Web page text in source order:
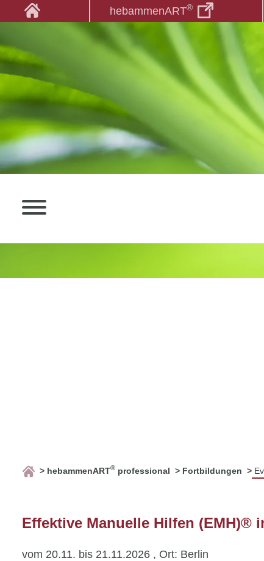
hebammenART®
hebammenART® professional Fortbildungen
Effektive Manuelle Hilfen (EMH)®
vom 20.11. bis 21.11.2026 , Ort: Berlin